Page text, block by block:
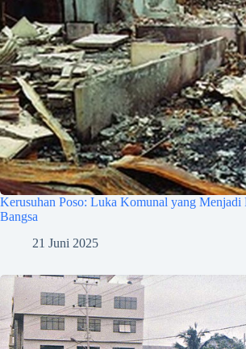
Kerusuhan Poso: Luka Komunal yang Menjadi
Bangsa
21 Juni 2025